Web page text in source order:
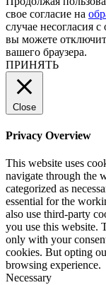
свое согласие на
случае несогласия
вы можете
вашего браузера.
ПРИНЯТЬ
Close
Privacy Overview
This website uses
navigate through the
categorized as
essential for the
also use third-party
you use this website.
only with your
cookies. But opting
browsing experience.
Necessary